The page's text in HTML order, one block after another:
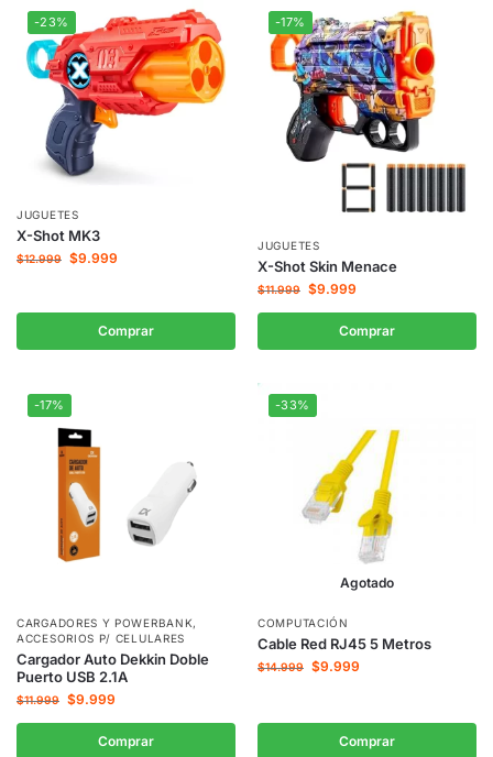
-23%
JUGUETES
X-Shot MK3
$12.999 $9.999
Comprar
-17%
JUGUETES
X-Shot Skin Menace
$11.999 $9.999
Comprar
-17%
CARGADORES Y POWERBANK,
ACCESORIOS P/ CELULARES
Cargador Auto Dekkin Doble
Puerto USB 2.1A
$11.999 $9.999
Comprar
-33%
Agotado
COMPUTACIÓN
Cable Red RJ45 5 Metros
$14.999 $9.999
Comprar